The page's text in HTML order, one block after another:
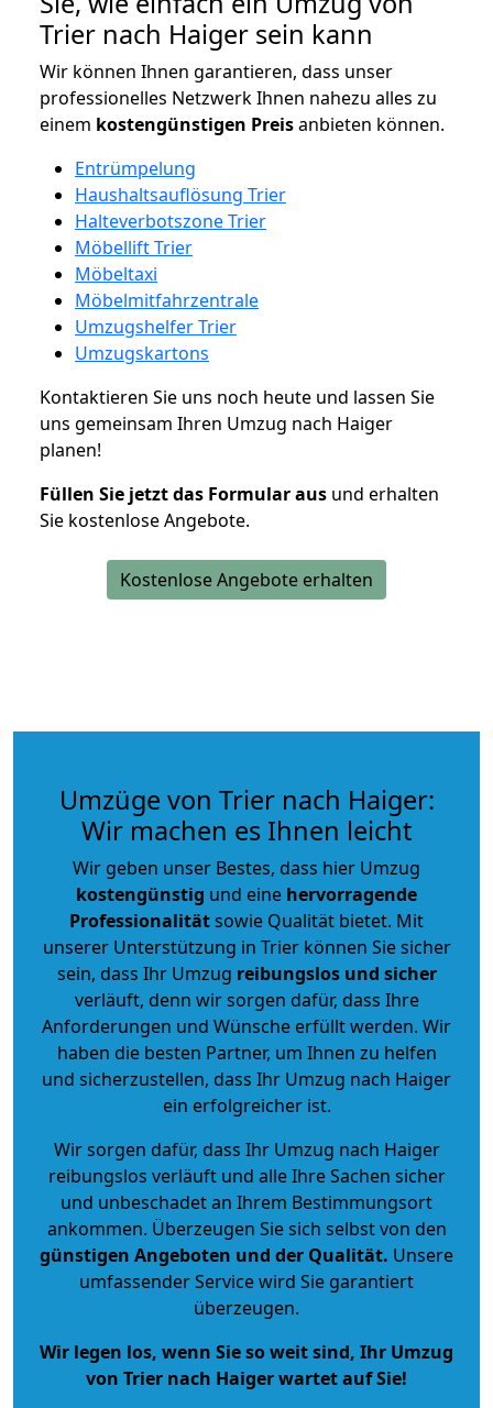
Trier nach Haiger sein kann
Wir können Ihnen garantieren, dass unser
professionelles Netzwerk Ihnen nahezu alles zu
einem kostengünstigen Preisanbieten können.
Entrümpelung
Haushaltsauflösung Trier
Halteverbotszone Trier
Möbellift Trier
Möbeltaxi
Möbelmitfahrzentrale
Umzugshelfer Trier
Umzugskartons
Kontaktieren Sie uns noch heute und lassen Sie
uns gemeinsam Ihren Umzug nach Haiger
planen!
Füllen Sie jetzt das Formular aus und erhalten
Sie kostenlose Angebote.
Kostenlose Angebote erhalten
Umzüge von Trier nach Haiger:
Wir machen es Ihnen leicht
Wir geben unser Bestes, dass hier Umzug
kostengünstig und eine hervorragende
Professionalitätsowie Qualität bietet. Mit
unserer Unterstützung in Trier können Sie sicher
sein, dass Ihr Umzug reibungslos und sicher
verläuft, denn wir sorgen dafür, dass Ihre
Anforderungen und Wünsche erfüllt werden. Wir
haben die besten Partner, um Ihnen zu helfen
und sicherzustellen, dass Ihr Umzug nach Haiger
ein erfolgreicher ist.
Wir sorgen dafür, dass Ihr Umzug nach Haiger
reibungslos verläuft und alle Ihre Sachen sicher
und unbeschadet an Ihrem Bestimmungsort
ankommen. Überzeugen Sie sich selbst von den
günstigen Angeboten und der Qualität. Unsere
umfassender Service wird Sie garantiert
überzeugen.
Wir legen los, wenn Sie so weit sind, Ihr Umzug
von Trier nach Haiger wartet auf Sie!